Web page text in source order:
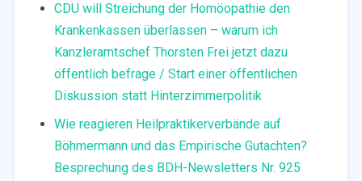
CDU will Streichung der Homöopathie den
Krankenkassen überlassen – warum ich
Kanzleramtschef Thorsten Frei jetzt dazu
öffentlich befrage / Start einer öffentlichen
Diskussion statt Hinterzimmerpolitik
Wie reagieren Heilpraktikerverbände auf
Böhmermann und das Empirische Gutachten?
Besprechung des BDH-Newsletters Nr. 925